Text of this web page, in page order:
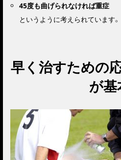
45度も曲げられなければ重症
というように考えられています。
早く治すための
が基